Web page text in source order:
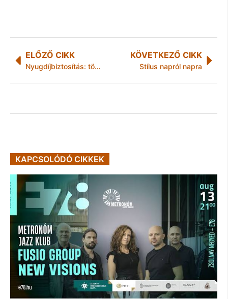
ELŐZŐ CIKK
Nyugdíjbiztosítás: több mint 45 ezer darab szerződést kötöttek
KÖVETKEZŐ CIKK
Stílus napról napra
KAPCSOLÓDÓ CIKKEK